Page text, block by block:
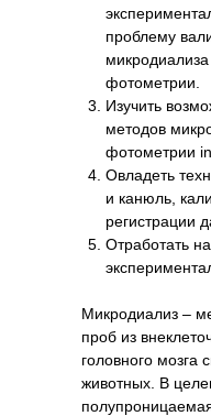
проблему
фотометрии.
Изучить
методов
фотометрии
Овладеть
и канюль,
регистрации
Отработать
Микродиализ –
проб из
головного мозга
животных. В